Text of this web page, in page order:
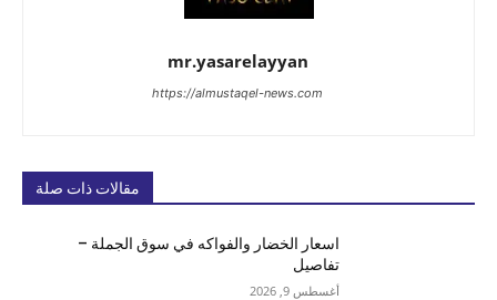
mr.yasarelayyan
https://almustaqel-news.com
مقالات ذات صلة
اسعار الخضار والفواكه في سوق الجملة –
تفاصيل
أغسطس 9, 2026